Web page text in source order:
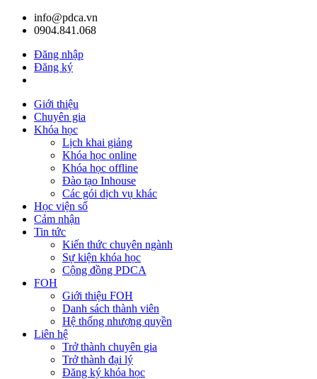
info@pdca.vn
0904.841.068
Đăng nhập
Đăng ký
Giới thiệu
Chuyên gia
Khóa học
Lịch khai giảng
Khóa học online
Khóa học offline
Đào tạo Inhouse
Các gói dịch vụ khác
Học viện số
Cảm nhận
Tin tức
Kiến thức chuyên ngành
Sự kiện khóa học
Cộng đồng PDCA
FOH
Giới thiệu FOH
Danh sách thành viên
Hệ thống nhượng quyền
Liên hệ
Trở thành chuyên gia
Trở thành đại lý
Đăng ký khóa học